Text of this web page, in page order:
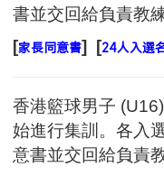
書並交回給負責教練
[家長同意書] [24人入選
香港籃球男子
始進行集訓。各入
意書並交回給負責教